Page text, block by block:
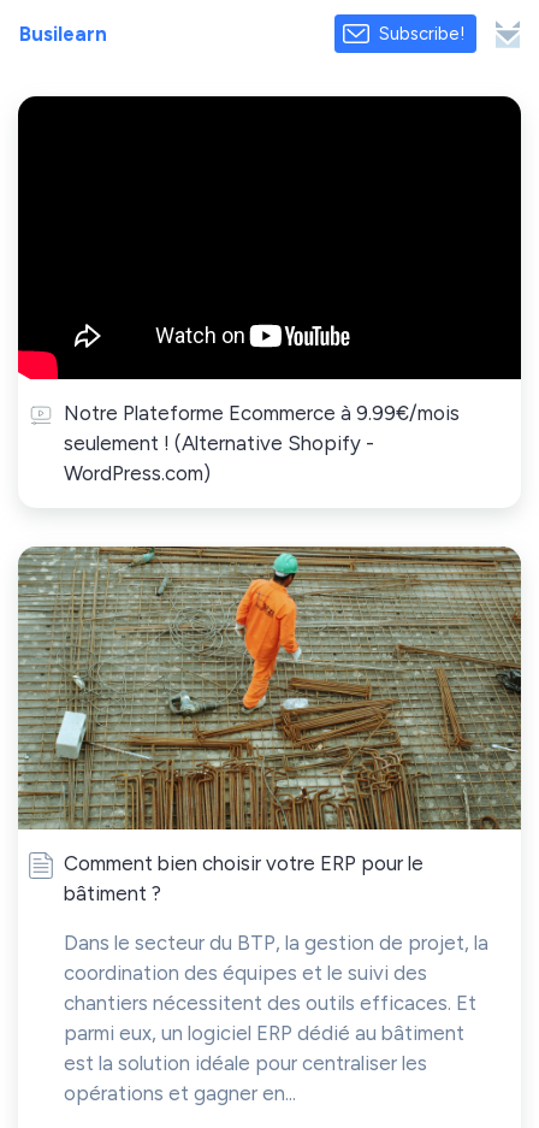
Busilearn Subscribe!
Notre Plateforme Ecommerce à 9.99€/mois
seulement ! (Alternative Shopify -
WordPress.com)
Comment bien choisir votre ERP pour le
bâtiment ?
Dans le secteur du BTP, la gestion de projet, la
coordination des équipes et le suivi des
chantiers nécessitent des outils efficaces. Et
parmi eux, un logiciel ERP dédié au bâtiment
est la solution idéale pour centraliser les
opérations et gagner en...